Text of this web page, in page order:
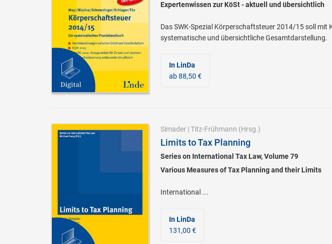
Expertenwissen zur KöSt - aktuell und übersichtlich
Das SWK-Spezial Körperschaftsteuer 2014/15 soll
systematische und übersichtliche Gesamtdarstellung.
In LinDa
ab 88,50 €
Simader| Titz-Frühmann (Hrsg.)
Limits to Tax Planning
Series on International Tax Law, Volume 79
Various Measures of Tax Planning and their Limits
International ...
In LinDa
131,00 €